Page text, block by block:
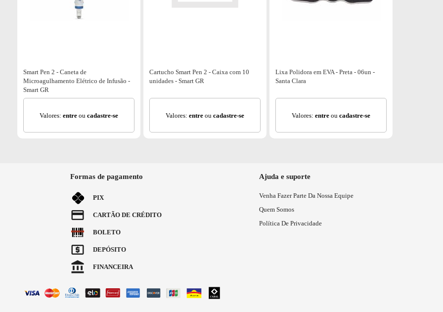
Smart Pen 2 - Caneta de
Microagulhamento Elétrico de Infusão -
Smart GR
Valores: entre ou cadastre-se
Cartucho Smart Pen 2 - Caixa com 10
unidades - Smart GR
Valores: entre ou cadastre-se
Lixa Polidora em EVA - Preta - 06un -
Santa Clara
Valores: entre ou cadastre-se
Formas de pagamento
PIX
CARTÃO DE CRÉDITO
BOLETO
DEPÓSITO
FINANCEIRA
Ajuda e suporte
Venha Fazer Parte Da Nossa Equipe
Quem Somos
Política De Privacidade